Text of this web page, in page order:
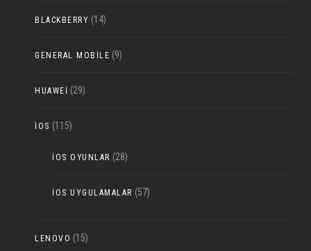
BLACKBERRY (14)
GENERAL MOBILE (9)
HUAWEI (29)
IOS (115)
IOS OYUNLAR (28)
IOS UYGULAMALAR (57)
LENOVO (15)